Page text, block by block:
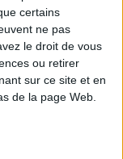
certains
ne pas
le droit de vous
ou retirer
sur ce site et en
de la page Web.